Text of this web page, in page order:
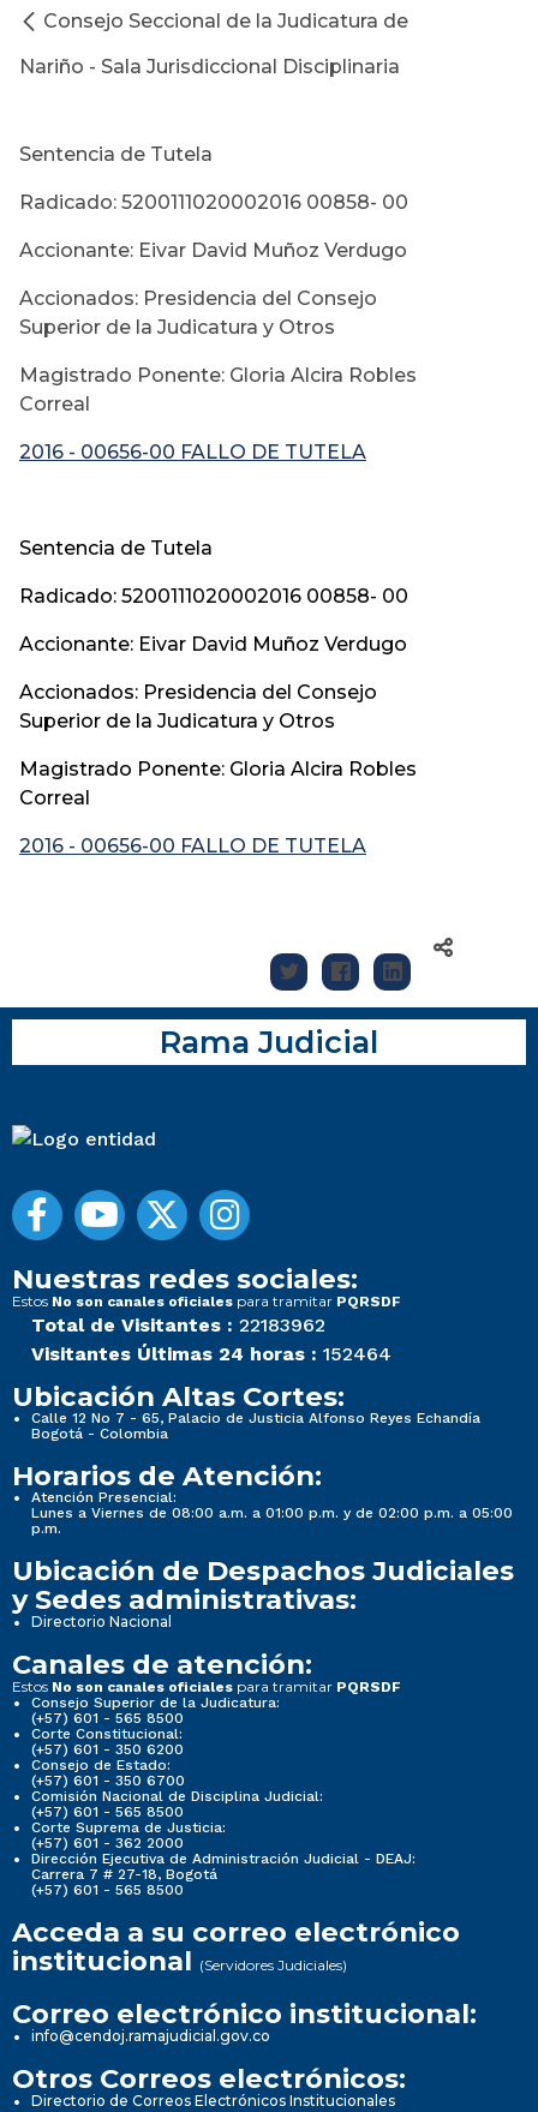
Consejo Seccional de la Judicatura de
Nariño - Sala Jurisdiccional Disciplinaria
Sentencia de Tutela
Radicado: 5200111020002016 00858- 00
Accionante: Eivar David Muñoz Verdugo
Accionados: Presidencia del Consejo
Superior de la Judicatura y Otros
Magistrado Ponente: Gloria Alcira Robles
Correal
2016 - 00656-00 FALLO DE TUTELA
Sentencia de Tutela
Radicado: 5200111020002016 00858- 00
Accionante: Eivar David Muñoz Verdugo
Accionados: Presidencia del Consejo
Superior de la Judicatura y Otros
Magistrado Ponente: Gloria Alcira Robles
Correal
2016 - 00656-00 FALLO DE TUTELA
Rama Judicial
Nuestras redes sociales:
Estos No son canales oficiales para tramitar PQRSDF
Total de Visitantes : 22183962
Visitantes Últimas 24 horas : 152464
Ubicación Altas Cortes:
Calle 12 No 7 - 65, Palacio de Justicia Alfonso Reyes Echandía
Bogotá - Colombia
Horarios de Atención:
Atención Presencial:
Lunes a Viernes de 08:00 a.m. a 01:00 p.m. y de 02:00 p.m. a 05:00
p.m.
Ubicación de Despachos Judiciales
y Sedes administrativas:
Directorio Nacional
Canales de atención:
Estos No son canales oficiales para tramitar PQRSDF
Consejo Superior de la Judicatura:
(+57) 601 - 565 8500
Corte Constitucional:
(+57) 601 - 350 6200
Consejo de Estado:
(+57) 601 - 350 6700
Comisión Nacional de Disciplina Judicial:
(+57) 601 - 565 8500
Corte Suprema de Justicia:
(+57) 601 - 362 2000
Dirección Ejecutiva de Administración Judicial - DEAJ:
Carrera 7 # 27-18, Bogotá
(+57) 601 - 565 8500
Acceda a su correo electrónico
institucional (Servidores Judiciales)
Correo electrónico institucional:
info@cendoj.ramajudicial.gov.co
Otros Correos electrónicos:
Directorio de Correos Electrónicos Institucionales